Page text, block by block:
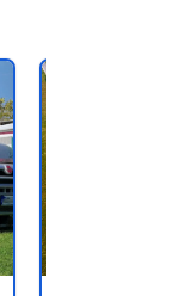
tus favoritos